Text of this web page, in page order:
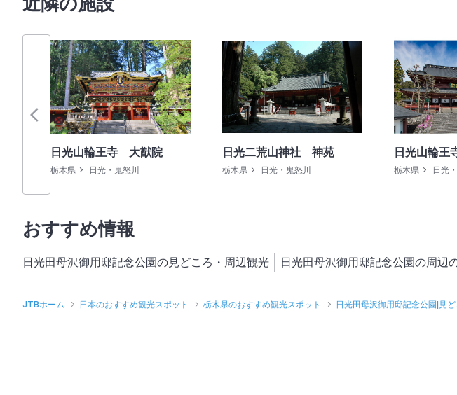
日光山輪王寺 大猷院
栃木県 日光・鬼怒川
日光二荒山神社 神苑
栃木県 日光・鬼怒川
日光山輪王
栃木県 日光
おすすめ情報
日光田母沢御用邸記念公園の見どころ・周辺観光 日光田母沢御用邸記念公園の周辺
JTBホーム 日本のおすすめ観光スポット 栃木県のおすすめ観光スポット 日光田母沢御用邸記念公園|見